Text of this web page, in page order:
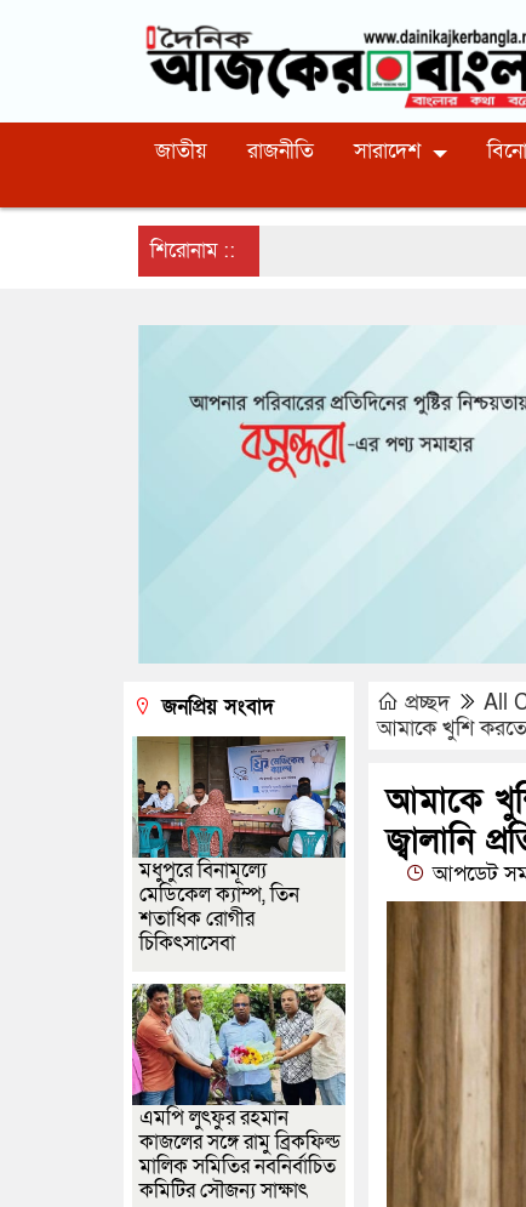
জাতীয় রাজনীতি সারাদেশ
শিরোনাম ::
প্রচ্ছদ All
আমাকে খুশি করতে
আমাকে
জ্বালানি
আপডেট
জনপ্রিয় সংবাদ
মধুপুরে বিনামূল্যে
মেডিকেল ক্যাম্প, তিন
শতাধিক রোগীর
চিকিৎসাসেবা
এমপি লুৎফুর রহমান
কাজলের সঙ্গে রামু ব্রিকফিল্ড
মালিক সমিতির নবনির্বাচিত
কমিটির সৌজন্য সাক্ষাৎ